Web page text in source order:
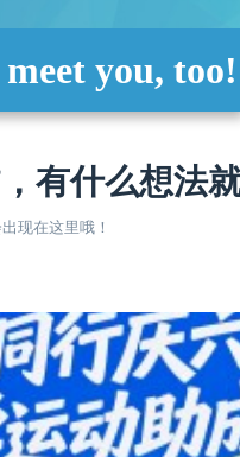
you, too!
有什么想法
现在这里哦！